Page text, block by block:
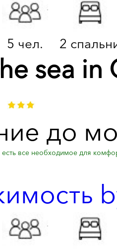
5 чел. 2
sea
до
все необходимое для